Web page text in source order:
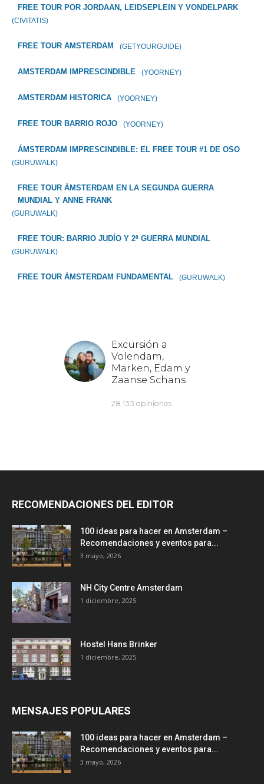
FREE TOUR POR JORDAAN, LEIDSEPLEIN Y VONDELPARK
(CIVITATIS)
FREE TOUR AMSTERDAM (GETYOURGUIDE)
AMSTERDAM IMPRESCINDIBLE (YOORNEY)
AMSTERDAM HISTORICA (YOORNEY)
FREE TOUR BARRIO ROJO (YOORNEY)
ÁMSTERDAM IMPRESCINDIBLE: EL FREE TOUR #1 DE OSO
(GURUWALK)
FREE TOUR ÁMSTERDAM EN LA SEGUNDA GUERRA
MUNDIAL Y ANNE FRANK
(GURUWALK)
FREE TOUR: BARRIO JUDÍO Y 2ª GUERRA MUNDIAL
(GURUWALK)
FREE TOUR ÁMSTERDAM FUNDAMENTAL (GURUWALK)
RECOMENDACIONES DEL EDITOR
100 ideas para hacer en Amsterdam –
Recomendaciones y eventos para...
3 mayo, 2026
NH City Centre Amsterdam
1 diciembre, 2025
Hostel Hans Brinker
1 diciembre, 2025
MENSAJES POPULARES
100 ideas para hacer en Amsterdam –
Recomendaciones y eventos para...
3 mayo, 2026